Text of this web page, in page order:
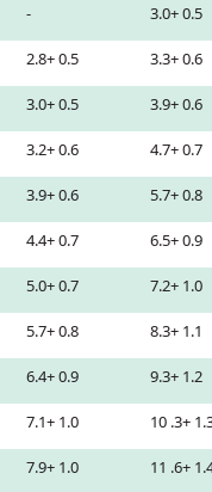
- 3.0+ 0.5
2.8+ 0.5 3.3+ 0.6
3.0+ 0.5 3.9+ 0.6
3.2+ 0.6 4.7+ 0.7
3.9+ 0.6 5.7+ 0.8
4.4+ 0.7 6.5+ 0.9
5.0+ 0.7 7.2+ 1.0
5.7+ 0.8 8.3+ 1.1
6.4+ 0.9 9.3+ 1.2
7.1+ 1.0 10 .3+
7.9+ 1.0 11 .6+